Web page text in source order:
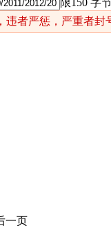
限150 字
违者严惩，严重者封
一页